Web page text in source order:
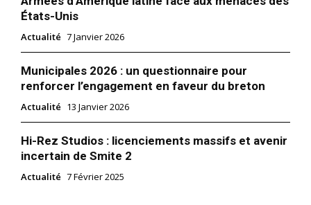
États-Unis
Actualité 7 Janvier 2026
Municipales 2026 : un questionnaire pour
renforcer l’engagement en faveur du breton
Actualité 13 Janvier 2026
Hi-Rez Studios : licenciements massifs et avenir
incertain de Smite 2
Actualité 7 Février 2025